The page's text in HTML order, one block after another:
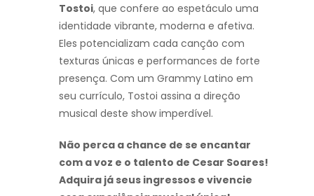
Tostoi, que confere ao espetáculo uma
identidade vibrante, moderna e afetiva.
Eles potencializam cada canção com
texturas únicas e performances de forte
presença. Com um Grammy Latino em
seu currículo, Tostoi assina a direção
musical deste show imperdível.
Não perca a chance de se encantar
com a voz e o talento de Cesar Soares!
Adquira já seus ingressos e vivencie